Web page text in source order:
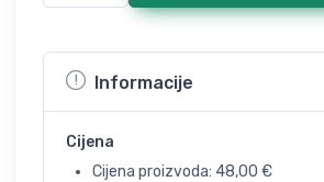
Informacije
Cijena
Cijena proizvoda: 48,00 €